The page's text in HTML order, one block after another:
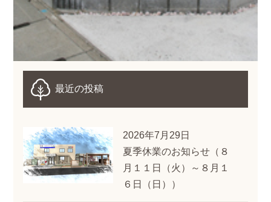
最近の投稿
2026年7月29日
夏季休業のお知らせ（８
月１１日（火）～８月１
６日（日））